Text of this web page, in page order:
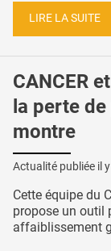
LIRE LA SUITE
CANCER
la perte
montre
Actualité publiée il
Cette équipe du
propose un outil
affaiblissement